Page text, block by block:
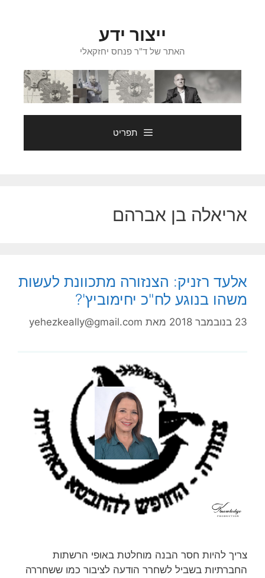
ייצור ידע
האתר של ד"ר פנחס יחזקאלי
תפריט
אריאלה בן אברהם
אלעד רזניק: הצנזורה מתכוונת לעשות
משהו בנוגע לח"כ יחימוביץ'?
23 בנובמבר 2018 מאת yehezkeally@gmail.com
צריך להיות חסר הבנה מוחלטת באופי הרשתות
החברתיות בשביל לשחרר הודעה לציבור כמו ששחררה